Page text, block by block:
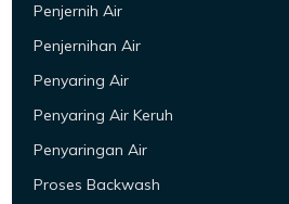
Penjernih Air
Penjernihan Air
Penyaring Air
Penyaring Air Keruh
Penyaringan Air
Proses Backwash